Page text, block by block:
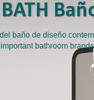
BATH
baño de diseño
bathroom